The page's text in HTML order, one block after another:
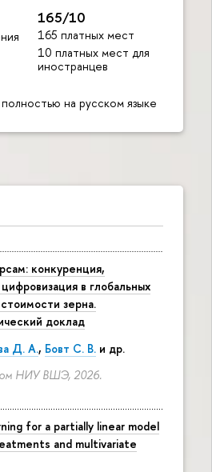
165/10
165 платных мест
10 платных мест для
иностранцев
на русском языке
конкуренция,
в глобальных
зерна.
доклад
Д. А., Бовт С. В. и др.
НИУ ВШЭ, 2026.
for a partially linear model
and multivariate